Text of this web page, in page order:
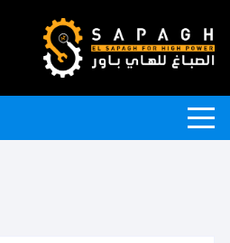
إلى
المحتوى